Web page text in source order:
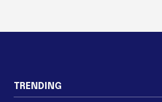
TRENDING